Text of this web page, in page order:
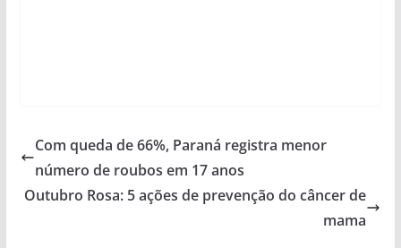
Com queda de 66%, Paraná registra menor
número de roubos em 17 anos
Outubro Rosa: 5 ações de prevenção do câncer de
mama